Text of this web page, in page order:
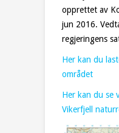
opprettet av
jun 2016.
regjeringens
Her kan du
området
Her kan du se
Vikerfjell